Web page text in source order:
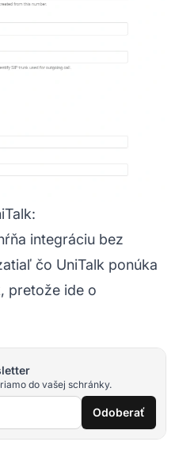
integráciu bez
čo UniTalk ponúka
pretože ide o
do vašej schránky.
Odoberať